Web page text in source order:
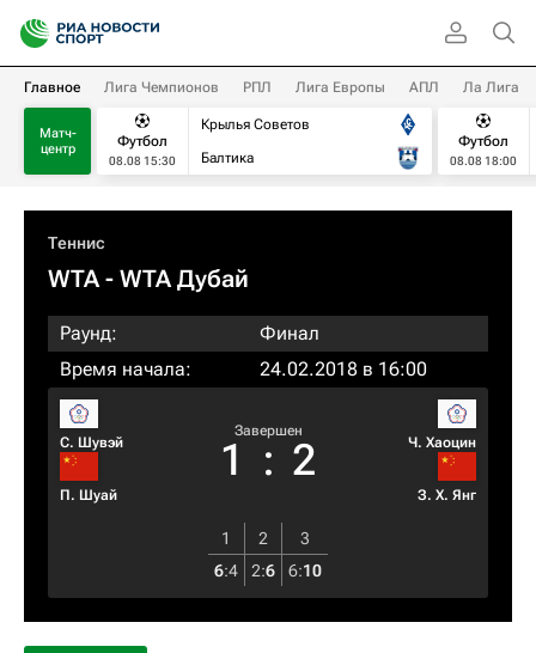
Главное Лига Чемпионов РПЛ Лига Европы АПЛ Ла Лига
Матч-
центр
Футбол
08.08 15:30
Крылья Советов
Балтика
Футбол
08.08 18:00
Теннис
WTA- WTA Дубай
Раунд:
Финал
Время начала:
24.02.2018 в 16:00
С. Шувэй
П. Шуай
Завершен
1 : 2 Ч. Хаоцин
З. Х. Янг
1 2
3
6:4 2:6 6:10